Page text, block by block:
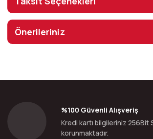
Önerileriniz
%100 Güvenli Alışveriş
Kredi kartı bilgileriniz 256Bit
korunmaktadır.